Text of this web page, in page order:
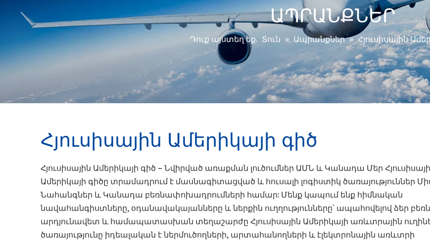
ԱՊՐԱՆՔՆԵՐ
Դուք այստեղ եք. Տուն » Ապրանքներ » Հյուսիսային
Հյուսիսային Ամերիկայի գիծ
Հյուսիսային Ամերիկայի գիծ – Նվիրված առաքման լուծումներ ԱՄՆ և Կանադա Մեր
Ամերիկայի գիծը տրամադրում է մասնագիտացված և հուսալի լոգիստիկ ծառայություններ
Նահանգներ և Կանադա բեռնափոխադրումների համար: Մենք կապում ենք հիմնական
նավահանգիստները, օդանավակայանները և ներքին ուղղությունները՝ ապահովելով ձեր
արդյունավետ և համապատասխան տեղաշարժը Հյուսիսային Ամերիկայի առևտրային
ծառայությունը իդեալական է ներմուծողների, արտահանողների և էլեկտրոնային առևտրի